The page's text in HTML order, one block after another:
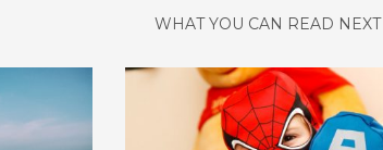
WHAT YOU CAN READ NEXT